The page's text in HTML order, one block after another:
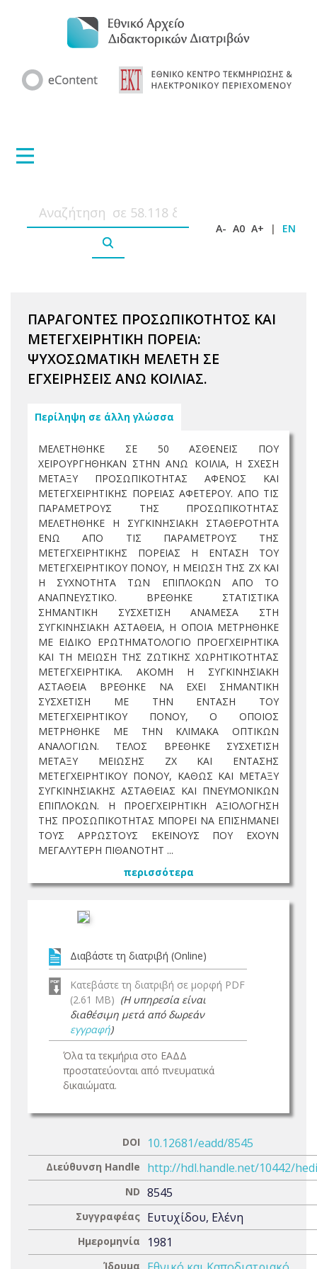
A- A0 A+ | EN
ΠΑΡΑΓΟΝΤΕΣ ΠΡΟΣΩΠΙΚΟΤΗΤΟΣ ΚΑΙ
ΜΕΤΕΓΧΕΙΡΗΤΙΚΗ ΠΟΡΕΙΑ:
ΨΥΧΟΣΩΜΑΤΙΚΗ ΜΕΛΕΤΗ ΣΕ
ΕΓΧΕΙΡΗΣΕΙΣ ΑΝΩ ΚΟΙΛΙΑΣ.
Περίληψη σε άλλη γλώσσα
ΜΕΛΕΤΗΘΗΚΕ ΣΕ 50 ΑΣΘΕΝΕΙΣ ΠΟΥ
ΧΕΙΡΟΥΡΓΗΘΗΚΑΝ ΣΤΗΝ ΑΝΩ ΚΟΙΛΙΑ, Η ΣΧΕΣΗ
ΜΕΤΑΞΥ ΠΡΟΣΩΠΙΚΟΤΗΤΑΣ ΑΦΕΝΟΣ ΚΑΙ
ΜΕΤΕΓΧΕΙΡΗΤΙΚΗΣ ΠΟΡΕΙΑΣ ΑΦΕΤΕΡΟΥ. ΑΠΟ ΤΙΣ
ΠΑΡΑΜΕΤΡΟΥΣ ΤΗΣ ΠΡΟΣΩΠΙΚΟΤΗΤΑΣ
ΜΕΛΕΤΗΘΗΚΕ Η ΣΥΓΚΙΝΗΣΙΑΚΗ ΣΤΑΘΕΡΟΤΗΤΑ
ΕΝΩ ΑΠΟ ΤΙΣ ΠΑΡΑΜΕΤΡΟΥΣ ΤΗΣ
ΜΕΤΕΓΧΕΙΡΗΤΙΚΗΣ ΠΟΡΕΙΑΣ Η ΕΝΤΑΣΗ ΤΟΥ
ΜΕΤΕΓΧΕΙΡΗΤΙΚΟΥ ΠΟΝΟΥ, Η ΜΕΙΩΣΗ ΤΗΣ ΖΧ ΚΑΙ
Η ΣΥΧΝΟΤΗΤΑ ΤΩΝ ΕΠΙΠΛΟΚΩΝ ΑΠΟ ΤΟ
ΑΝΑΠΝΕΥΣΤΙΚΟ. ΒΡΕΘΗΚΕ ΣΤΑΤΙΣΤΙΚΑ
ΣΗΜΑΝΤΙΚΗ ΣΥΣΧΕΤΙΣΗ ΑΝΑΜΕΣΑ ΣΤΗ
ΣΥΓΚΙΝΗΣΙΑΚΗ ΑΣΤΑΘΕΙΑ, Η ΟΠΟΙΑ ΜΕΤΡΗΘΗΚΕ
ΜΕ ΕΙΔΙΚΟ ΕΡΩΤΗΜΑΤΟΛΟΓΙΟ ΠΡΟΕΓΧΕΙΡΗΤΙΚΑ
ΚΑΙ ΤΗ ΜΕΙΩΣΗ ΤΗΣ ΖΩΤΙΚΗΣ ΧΩΡΗΤΙΚΟΤΗΤΑΣ
ΜΕΤΕΓΧΕΙΡΗΤΙΚΑ. ΑΚΟΜΗ Η ΣΥΓΚΙΝΗΣΙΑΚΗ
ΑΣΤΑΘΕΙΑ ΒΡΕΘΗΚΕ ΝΑ ΕΧΕΙ ΣΗΜΑΝΤΙΚΗ
ΣΥΣΧΕΤΙΣΗ ΜΕ ΤΗΝ ΕΝΤΑΣΗ ΤΟΥ
ΜΕΤΕΓΧΕΙΡΗΤΙΚΟΥ ΠΟΝΟΥ, Ο ΟΠΟΙΟΣ
ΜΕΤΡΗΘΗΚΕ ΜΕ ΤΗΝ ΚΛΙΜΑΚΑ ΟΠΤΙΚΩΝ
ΑΝΑΛΟΓΙΩΝ. ΤΕΛΟΣ ΒΡΕΘΗΚΕ ΣΥΣΧΕΤΙΣΗ
ΜΕΤΑΞΥ ΜΕΙΩΣΗΣ ΖΧ ΚΑΙ ΕΝΤΑΣΗΣ
ΜΕΤΕΓΧΕΙΡΗΤΙΚΟΥ ΠΟΝΟΥ, ΚΑΘΩΣ ΚΑΙ ΜΕΤΑΞΥ
ΣΥΓΚΙΝΗΣΙΑΚΗΣ ΑΣΤΑΘΕΙΑΣ ΚΑΙ ΠΝΕΥΜΟΝΙΚΩΝ
ΕΠΙΠΛΟΚΩΝ. Η ΠΡΟΕΓΧΕΙΡΗΤΙΚΗ ΑΞΙΟΛΟΓΗΣΗ
ΤΗΣ ΠΡΟΣΩΠΙΚΟΤΗΤΑΣ ΜΠΟΡΕΙ ΝΑ ΕΠΙΣΗΜΑΝΕΙ
ΤΟΥΣ ΑΡΡΩΣΤΟΥΣ ΕΚΕΙΝΟΥΣ ΠΟΥ ΕΧΟΥΝ
ΜΕΓΑΛΥΤΕΡΗ ΠΙΘΑΝΟΤΗΤ ...
περισσότερα
Διαβάστε τη διατριβή (Online)
Κατεβάστε τη διατριβή σε μορφή PDF
(2.61 MB) (Η υπηρεσία είναι
διαθέσιμη μετά από δωρεάν
εγγραφή)
Όλα τα τεκμήρια στο ΕΑΔΔ
προστατεύονται από πνευματικά
δικαιώματα.
DOI 10.12681/eadd/8545
Διεύθυνση Handle http://hdl.handle.net/10442/
ND 8545
Συγγραφέας Ευτυχίδου, Ελένη
Ημερομηνία 1981
Ίδρυμα